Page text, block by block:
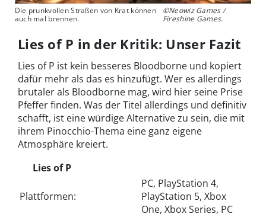
Die prunkvollen Straßen von Krat können
auch mal brennen.
©Neowiz Games /
Fireshine Games.
Lies of P in der Kritik: Unser Fazit
Lies of P ist kein besseres Bloodborne und kopiert
dafür mehr als das es hinzufügt. Wer es allerdings
brutaler als Bloodborne mag, wird hier seine Prise
Pfeffer finden. Was der Titel allerdings und definitiv
schafft, ist eine würdige Alternative zu sein, die mit
ihrem Pinocchio-Thema eine ganz eigene
Atmosphäre kreiert.
Lies of P
Plattformen:
PC, PlayStation 4,
PlayStation 5, Xbox
One, Xbox Series, PC